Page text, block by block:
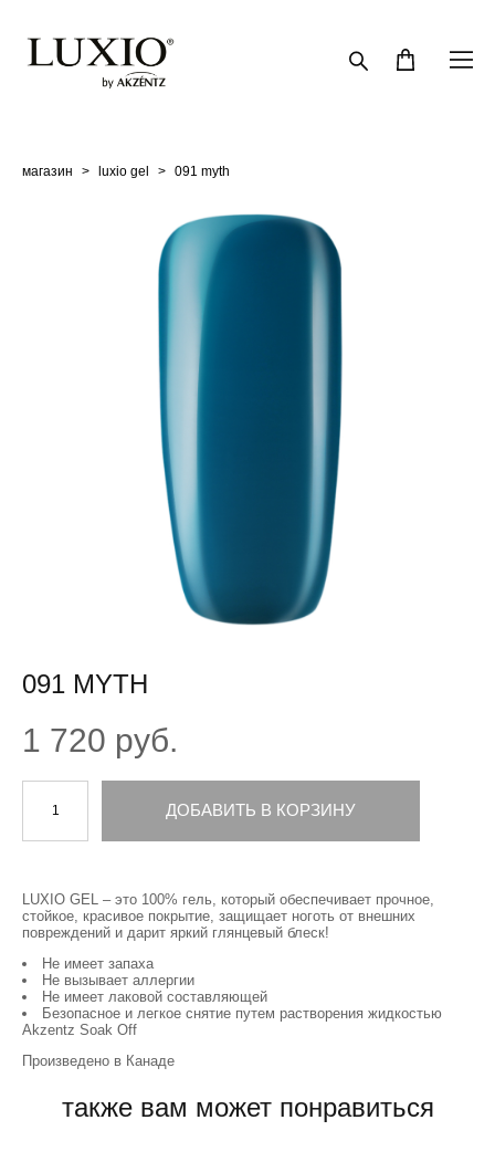
магазин > luxio gel > 091 myth
091 MYTH
1 720 pуб.
ДОБАВИТЬ В КОРЗИНУ
LUXIO GEL – это 100% гель, который обеспечивает прочное,
стойкое, красивое покрытие, защищает ноготь от внешних
повреждений и дарит яркий глянцевый блеск!
Не имеет запаха
Не вызывает аллергии
Не имеет лаковой составляющей
Безопасное и легкое снятие путем растворения жидкостью
Akzentz Soak Off
Произведено в Канаде
также вам может понравиться